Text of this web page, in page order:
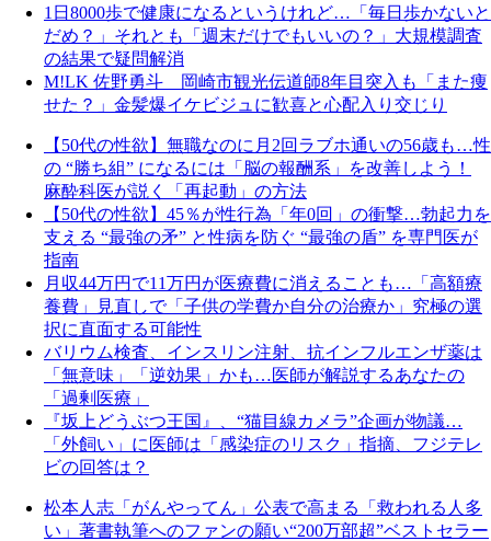
1日8000歩で健康になるというけれど…「毎日歩かないと
だめ？」それとも「週末だけでもいいの？」大規模調査
の結果で疑問解消
M!LK 佐野勇斗 岡崎市観光伝道師8年目突入も「また痩
せた？」金髪爆イケビジュに歓喜と心配入り交じり
【50代の性欲】無職なのに月2回ラブホ通いの56歳も…性
の “勝ち組” になるには「脳の報酬系」を改善しよう！
麻酔科医が説く「再起動」の方法
【50代の性欲】45％が性行為「年0回」の衝撃…勃起力を
支える “最強の矛” と性病を防ぐ “最強の盾” を専門医が
指南
月収44万円で11万円が医療費に消えることも…「高額療
養費」見直しで「子供の学費か自分の治療か」究極の選
択に直面する可能性
バリウム検査、インスリン注射、抗インフルエンザ薬は
「無意味」「逆効果」かも…医師が解説するあなたの
「過剰医療」
『坂上どうぶつ王国』、“猫目線カメラ”企画が物議…
「外飼い」に医師は「感染症のリスク」指摘、フジテレ
ビの回答は？
松本人志「がんやってん」公表で高まる「救われる人多
い」著書執筆へのファンの願い“200万部超”ベストセラー